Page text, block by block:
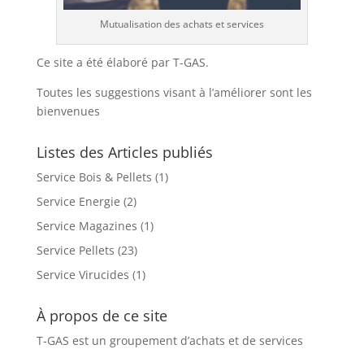
Mutualisation des achats et services
Ce site a été élaboré par T-GAS.
Toutes les suggestions visant à l’améliorer sont les
bienvenues
Listes des Articles publiés
Service Bois & Pellets (1)
Service Energie (2)
Service Magazines (1)
Service Pellets (23)
Service Virucides (1)
À propos de ce site
T-GAS est un groupement d’achats et de services